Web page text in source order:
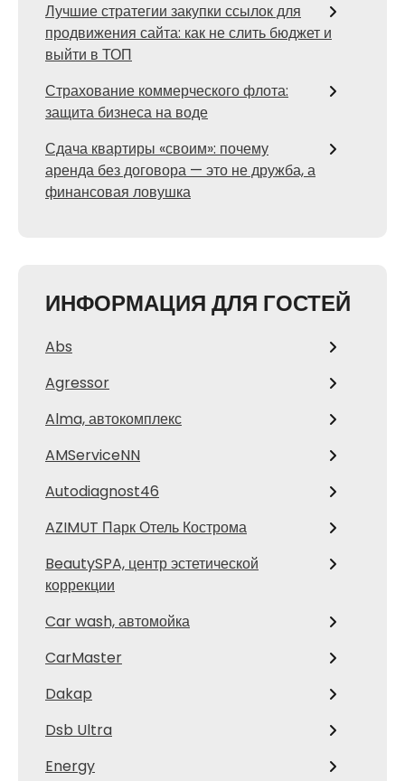
Лучшие стратегии закупки ссылок для
продвижения сайта: как не слить бюджет и
выйти в ТОП
Страхование коммерческого флота:
защита бизнеса на воде
Сдача квартиры «своим»: почему
аренда без договора — это не дружба, а
финансовая ловушка
ИНФОРМАЦИЯ ДЛЯ ГОСТЕЙ
Abs
Agressor
Alma, автокомплекс
AMServiceNN
Autodiagnost46
AZIMUT Парк Отель Кострома
BeautySPA, центр эстетической
коррекции
Car wash, автомойка
CarMaster
Dakap
Dsb Ultra
Energy